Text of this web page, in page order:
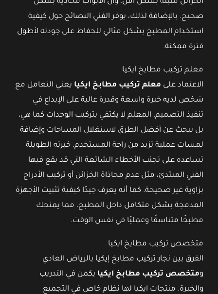
الخزائن مثبتة بشكل آمن، وأن الأبواب محاذية بشكل
صحيح. بالإضافة لذلك، يوفر الفني النصائح حول كيفية
استخدام المطبخ بشكل مثالي للحفاظ على جودته لأطول
فترة ممكنة.
معلم تركيب مطابخ ايكيا
الاعتماد على معلم تركيب مطابخ ايكيا يعني التعامل مع
شخص لديه خبرة واسعة وقدرة عالية على الإبداع في
تنفيذ التصميم. المعلم لا يكتفي بتركيب الوحدات كما هي،
بل يبحث عن أفضل الطرق لاستغلال المساحات وإضافة
لمسات عملية تزيد من راحة المستخدم. خبرته الطويلة
تساعده على تجنب الأخطاء الشائعة التي قد يقع فيها
الفني المبتدئ، مثل عدم محاذاة الخزائن أو تركيب الأدراج
بزاوية غير صحيحة. كما أنه يعرف جيدًا كيفية تثبيت الأجهزة
المدمجة بشكل متكامل داخل المطبخ، مما يمنحك
مطبخًا متناسقًا وعمليًا في نفس الوقت.
متخصص تركيب مطابخ ايكيا
الفرق بين نجار تركيب مطابخ إيكيا بالرياض العادي
ومتخصص تركيب مطابخ ايكيا يكمن في التدريب
والخبرة. منتجات ايكيا لها نظام خاص في التجميع